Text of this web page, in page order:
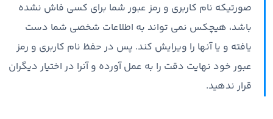
صورتیکه نام کاربری و رمز عبور شما برای کسی فاش نشده
باشد، هیچکس نمی تواند به اطلاعات شخصی شما دست
یافته و یا آنها را ویرایش کند. پس در حفظ نام کاربری و رمز
عبور خود نهایت دقت را به عمل آورده و آنرا در اختیار دیگران
قرار ندهید.